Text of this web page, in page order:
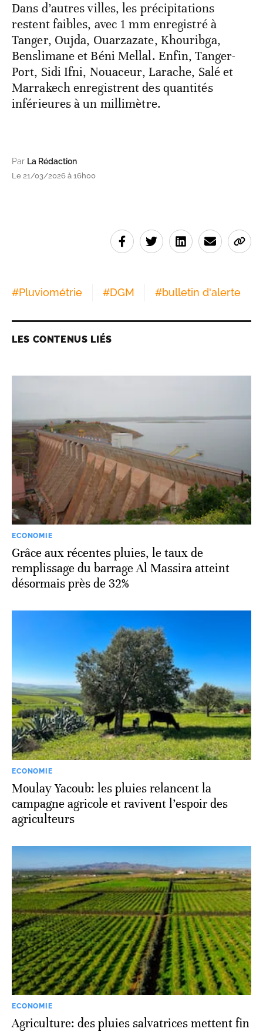
Dans d’autres villes, les précipitations
restent faibles, avec 1 mm enregistré à
Tanger, Oujda, Ouarzazate, Khouribga,
Benslimane et Béni Mellal. Enfin, Tanger-
Port, Sidi Ifni, Nouaceur, Larache, Salé et
Marrakech enregistrent des quantités
inférieures à un millimètre.
Par La Rédaction
Le 21/03/2026 à 16h00
#Pluviométrie #DGM #bulletin d'alerte
LES CONTENUS LIÉS
ECONOMIE
Grâce aux récentes pluies, le taux de
remplissage du barrage Al Massira atteint
désormais près de 32%
ECONOMIE
Moulay Yacoub: les pluies relancent la
campagne agricole et ravivent l’espoir des
agriculteurs
ECONOMIE
Agriculture: des pluies salvatrices mettent fin